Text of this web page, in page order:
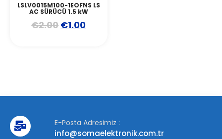
LSLV0015M100-1EOFNS LS
AC SÜRÜCÜ 1.5 kW
€2.00 €1.00
E-Posta Adresimiz :
info@somaelektronik.com.tr